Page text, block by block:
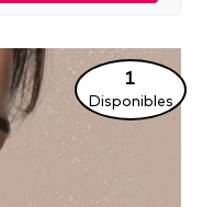
1
Disponibles